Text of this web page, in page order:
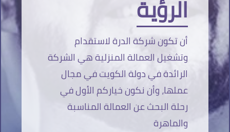
الرؤية
أن تكون شركة الدرة لاستقدام
وتشغيل العمالة المنزلية هي الشركة
الرائدة في دولة الكويت في مجال
عملها، وأن نكون خياركم الأول في
رحلة البحث عن العمالة المناسبة
والماهرة